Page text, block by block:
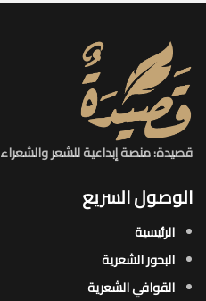
قصيدة: منصة إبداعية للشعر والشعراء
الوصول السريع
الرئيسية
البحور الشعرية​
القوافي الشعرية​